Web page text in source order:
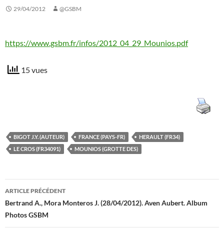
29/04/2012 @GSBM
https://www.gsbm.fr/infos/2012_04_29_Mounios.pdf
15 vues
BIGOT J.Y. (AUTEUR) FRANCE (PAYS-FR)
HERAULT (FR34)
LE CROS (FR34091)
MOUNIOS (GROTTE DES)
Navigation
des
articles
ARTICLE PRÉCÉDENT
Bertrand A., Mora Monteros J. (28/04/2012). Aven Aubert. Album
Photos GSBM